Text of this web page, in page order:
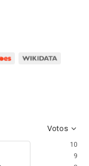
Votos
10
9